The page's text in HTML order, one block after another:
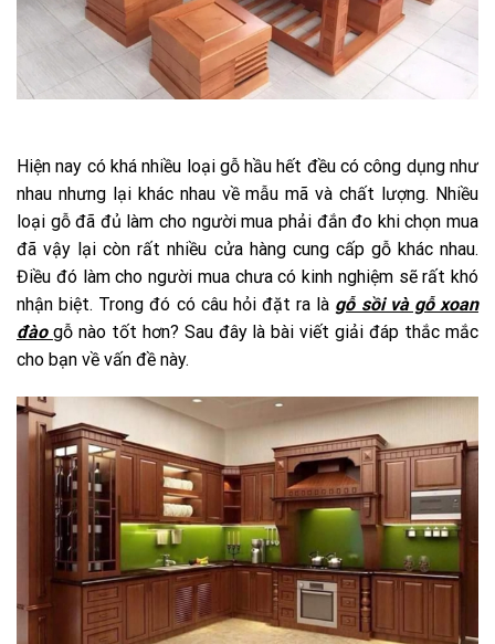
Hiện nay có khá nhiều loại gỗ hầu hết đều có công dụng như
nhau nhưng lại khác nhau về mẫu mã và chất lượng. Nhiều
loại gỗ đã đủ làm cho người mua phải đắn đo khi chọn mua
đã vậy lại còn rất nhiều cửa hàng cung cấp gỗ khác nhau.
Điều đó làm cho người mua chưa có kinh nghiệm sẽ rất khó
nhận biệt. Trong đó có câu hỏi đặt ra là gỗ sồi và gỗ xoan
đào gỗ nào tốt hơn? Sau đây là bài viết giải đáp thắc mắc
cho bạn về vấn đề này.